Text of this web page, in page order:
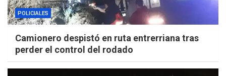
POLICIALES
Camionero despistó en ruta entrerriana tras
perder el control del rodado